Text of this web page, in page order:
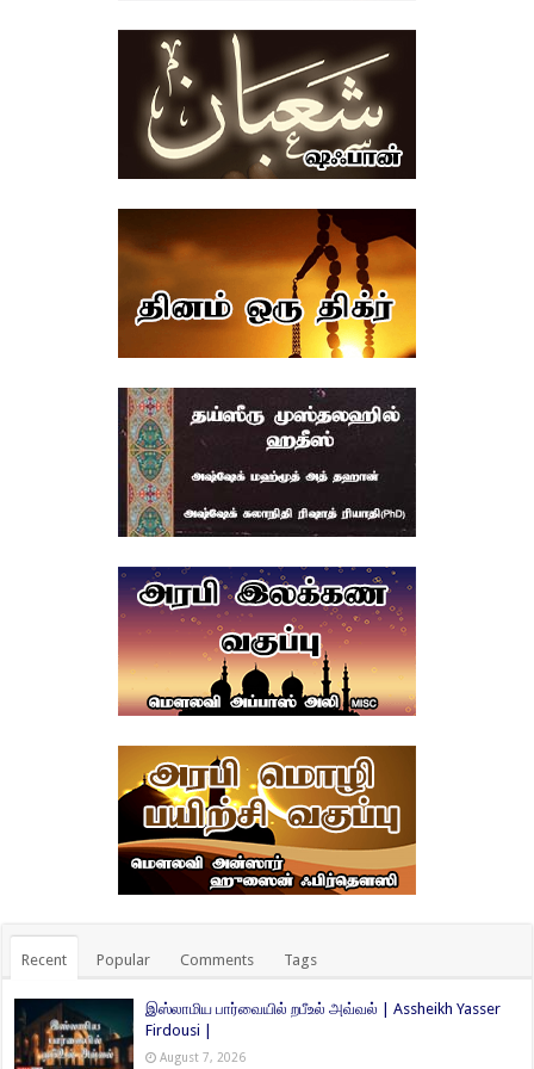
Recent Popular Comments Tags
இஸ்லாமிய பார்வையில் றபீஉல் அவ்வல் | Assheikh Yasser
Firdousi |
August 7, 2026